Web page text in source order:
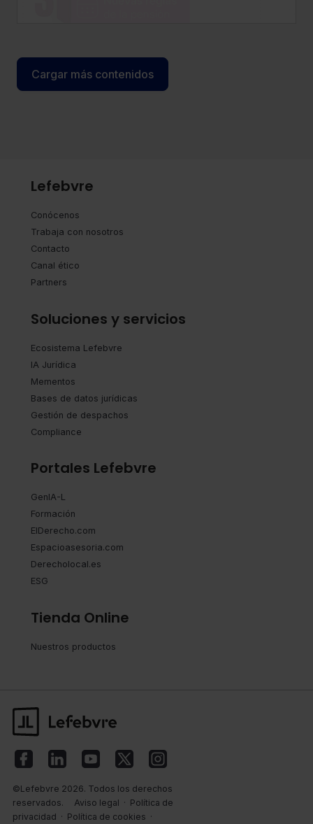
determinados complementos.
Cargar más contenidos
Lefebvre
Conócenos
Trabaja con nosotros
Contacto
Canal ético
Partners
Soluciones y servicios
Ecosistema Lefebvre
IA Jurídica
Mementos
Bases de datos jurídicas
Gestión de despachos
Compliance
Portales Lefebvre
GenIA-L
Formación
ElDerecho.com
Espacioasesoria.com
Derecholocal.es
ESG
Tienda Online
Nuestros productos
©Lefebvre 2026. Todos los derechos
reservados.
Aviso legal · Política de
privacidad · Política de cookies ·